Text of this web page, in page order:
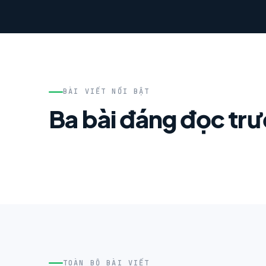
BÀI VIẾT NỔI BẬT
Ba bài đáng đọc
TOÀN BỘ BÀI VIẾT